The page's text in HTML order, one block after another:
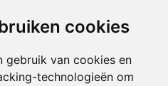
cookies
gebruik van cookies en
technologieën om